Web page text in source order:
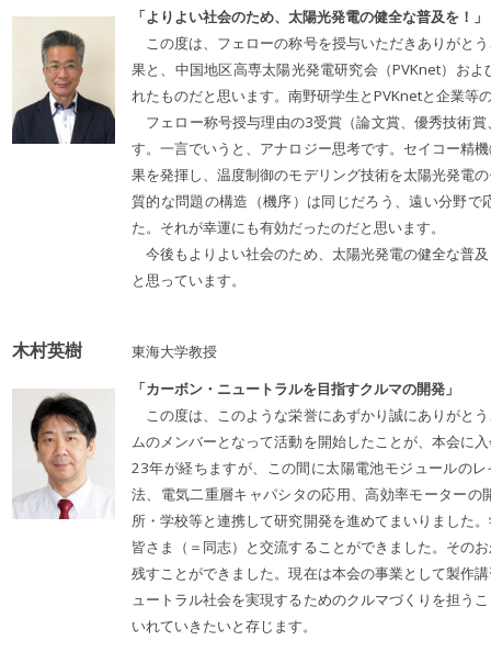
「よりよい社会のため、太陽光発電の健全な普及を！」
この度は、フェローの称号を授与いただきありがと
果と、中国地区高専太陽光発電研究会（PVKnet）お
れたものだと思います。南野研学生とPVKnetと企業等
フェロー称号授与理由の3受賞（論文賞、優秀技術
す。一言でいうと、アナロジー思考です。セイコー精
果を発揮し、温度制御のモデリング技術を太陽光発電
質的な問題の構造（機序）は同じだろう、遠い分野
た。それが幸運にも有効だったのだと思います。
今後もよりよい社会のため、太陽光発電の健全な普
と思っています。
木村英樹
東海大学教授
「カーボン・ニュートラルを目指すクルマの開発」
この度は、このような栄誉にあずかり誠にありがと
ムのメンバーとなって活動を開始したことが、本会に
23年が経ちますが、この間に太陽電池モジュールの
法、電気二重層キャパシタの応用、高効率モーター
所・学校等と連携して研究開発を進めてまいりました
皆さま（＝同志）と交流することができました。その
残すことができました。現在は本会の事業として製作
ュートラル社会を実現するためのクルマづくりを担う
いれていきたいと存じます。